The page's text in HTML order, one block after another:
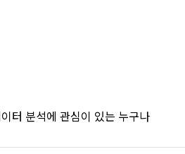
“회원”에게 공시함으로써 효력을 발
상호, 영업소 소재지, 대표자의 성
관한법률, 전기통신기본법, 전기통
진등에관한법률, 전자상거래 등에
광고 활용
안내 및 이용권유, 서비스 개선 및 신
위한 통계학적 분석, 서비스 고도화
터 분석에 관심이 있는 누구나